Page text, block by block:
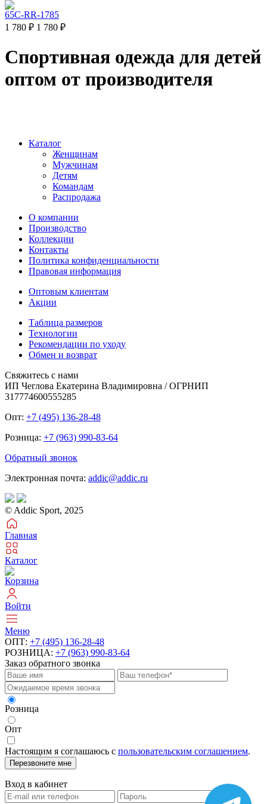
65C-RR-1785
1 780 ₽ 1 780 ₽
Спортивная одежда для детей
оптом от производителя
Каталог
Женщинам
Мужчинам
Детям
Командам
Распродажа
О компании
Производство
Коллекции
Контакты
Политика конфиденциальности
Правовая информация
Оптовым клиентам
Акции
Таблица размеров
Технологии
Рекомендации по уходу
Обмен и возврат
Свяжитесь с нами
ИП Чеглова Екатерина Владимировна / ОГРНИП
317774600555285
Опт: +7 (495) 136-28-48
Розница: +7 (963) 990-83-64
Обратный звонок
Электронная почта: addic@addic.ru
© Addic Sport, 2025
Главная
Каталог
Корзина
Войти
Меню
ОПТ: +7 (495) 136-28-48
РОЗНИЦА: +7 (963) 990-83-64
Заказ обратного звонка
Розница
Опт
Настоящим я соглашаюсь с пользовательским соглашением.
Перезвоните мне
Вход в кабинет